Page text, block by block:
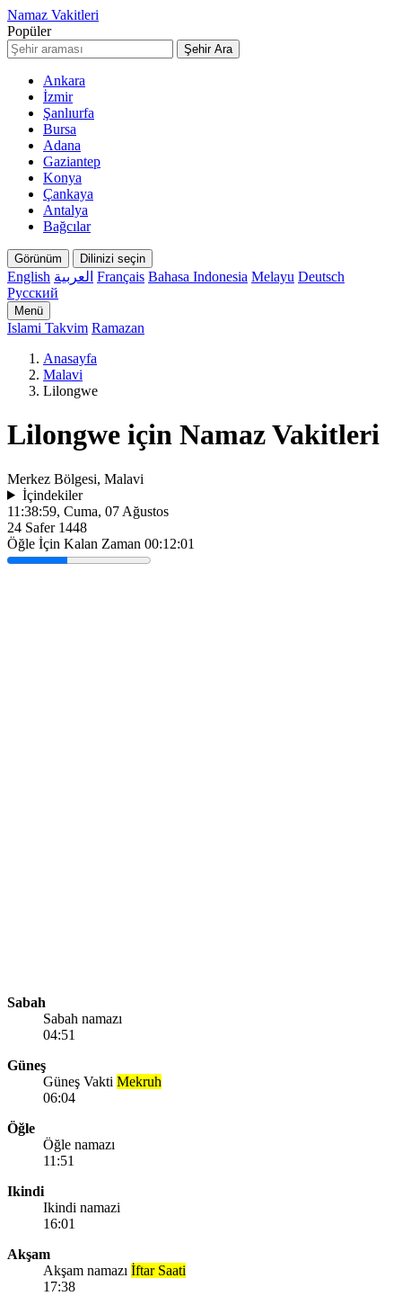
Namaz Vakitleri
Popüler
Şehir Ara
Ankara
İzmir
Şanlıurfa
Bursa
Adana
Gaziantep
Konya
Çankaya
Antalya
Bağcılar
Görünüm Dilinizi seçin
English العربية Français Bahasa Indonesia Melayu Deutsch
Русский
Menü
Islami Takvim Ramazan
Anasayfa
Malavi
Lilongwe
Lilongwe için Namaz Vakitleri
Merkez Bölgesi, Malavi
İçindekiler
11:38:59, Cuma, 07 Ağustos
24 Safer 1448
Öğle İçin Kalan Zaman 00:12:01
Sabah
Sabah namazı
04:51
Güneş
Güneş Vakti Mekruh
06:04
Öğle
Öğle namazı
11:51
Ikindi
Ikindi namazi
16:01
Akşam
Akşam namazı İftar Saati
17:38